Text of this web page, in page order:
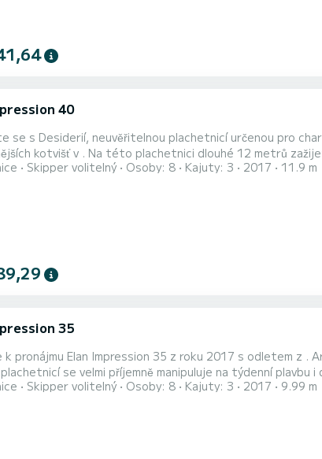
40
se s Desiderií, neuvěřitelnou plachetnicí určenou pro
12 metrů zažijete výjimečnou plavbu. Při plavbě budete moci ubytovat až 8
kajuty s úplným pohodlím. Pro vaše pohodlí má Desideria 2 toalety se sprchou Tato loď je vybavena s hlavní
Skipper volitelný Osoby: 8 Kajuty: 3 2017 11.9 m
35
k pronájmu Elan Impression 35 z roku 2017 s odletem z .
se velmi příjemně manipuluje na týdenní plavbu i déle. Plachetnice je dlouhá 11 metrů s výkonem 19
8 cestujících. Pro vaše pohodlí má Arashi 1 toaletu se sprchou Tato loď je vybavena hlavní plachtou
Skipper volitelný Osoby: 8 Kajuty: 3 2017 9.99 m